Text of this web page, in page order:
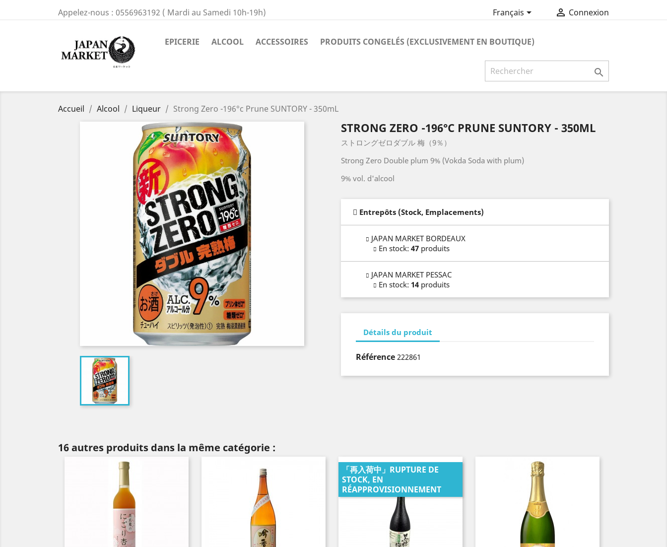
Appelez-nous : 0556963192 ( Mardi au Samedi 10h-19h) Français  Connexion
EPICERIE ALCOOL ACCESSOIRES PRODUITS CONGELÉS (EXCLUSIVEMENT EN BOUTIQUE)

Accueil Alcool Liqueur Strong Zero -196°c Prune SUNTORY - 350mL
STRONG ZERO -196°C PRUNE SUNTORY - 350ML
ストロングゼロダブル 梅（9％）
Strong Zero Double plum 9% (Vokda Soda with plum)
9% vol. d'alcool
Entrepôts (Stock, Emplacements)
JAPAN MARKET BORDEAUX
En stock: 47 produits
JAPAN MARKET PESSAC
En stock: 14 produits
Détails du produit
Référence 222861
16 autres produits dans la même catégorie :
「再入荷中」RUPTURE DE
STOCK, EN
RÉAPPROVISIONNEMENT